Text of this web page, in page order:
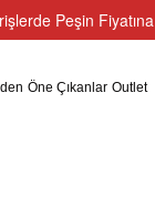
Peşin Fiyatına
Öne Çıkanlar Outlet